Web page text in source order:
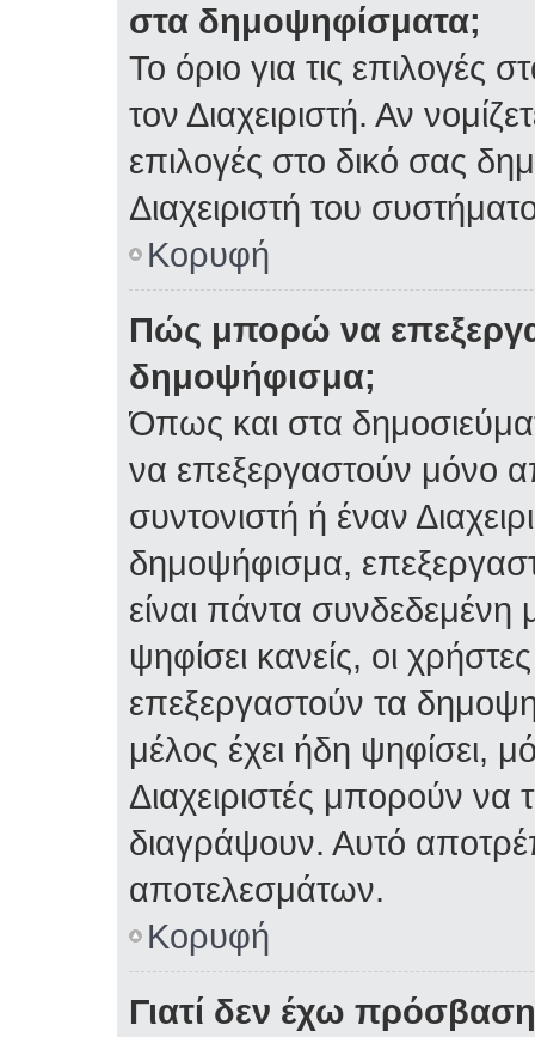
στα δημοψηφίσματα;
Το όριο για τις επιλογές
τον Διαχειριστή. Αν
επιλογές στο δικό σας
Διαχειριστή του
Κορυφή
Πώς μπορώ να
δημοψήφισμα;
Όπως και στα
να επεξεργαστούν μόνο
συντονιστή ή έναν
δημοψήφισμα,
είναι πάντα
ψηφίσει κανείς, οι
επεξεργαστούν τα
μέλος έχει ήδη ψηφίσει,
Διαχειριστές μπορούν να
διαγράψουν. Αυτό
αποτελεσμάτων.
Κορυφή
Γιατί δεν έχω